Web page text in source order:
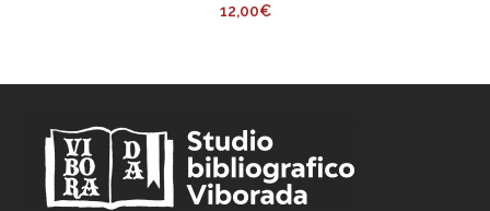
12,00€